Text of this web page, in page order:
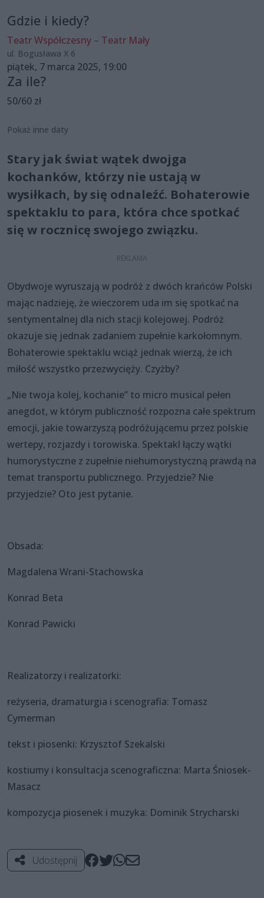
Gdzie i kiedy?
Teatr Współczesny – Teatr Mały
ul. Bogusława X 6
piątek, 7 marca 2025, 19:00
Za ile?
50/60 zł
Pokaż inne daty
Stary jak świat wątek dwojga
kochanków, którzy nie ustają w
wysiłkach, by się odnaleźć. Bohaterowie
spektaklu to para, która chce spotkać
się w rocznicę swojego związku.
Obydwoje wyruszają w podróż z dwóch krańców Polski
mając nadzieję, że wieczorem uda im się spotkać na
sentymentalnej dla nich stacji kolejowej. Podróż
okazuje się jednak zadaniem zupełnie karkołomnym.
Bohaterowie spektaklu wciąż jednak wierzą, że ich
miłość wszystko przezwycięży. Czyżby?
„Nie twoja kolej, kochanie” to micro musical pełen
anegdot, w którym publiczność rozpozna całe spektrum
emocji, jakie towarzyszą podróżującemu przez polskie
wertepy, rozjazdy i torowiska. Spektakl łączy wątki
humorystyczne z zupełnie niehumorystyczną prawdą na
temat transportu publicznego. Przyjedzie? Nie
przyjedzie? Oto jest pytanie.
Obsada:
Magdalena Wrani-Stachowska
Konrad Beta
Konrad Pawicki
Realizatorzy i realizatorki:
reżyseria, dramaturgia i scenografia: Tomasz
Cymerman
tekst i piosenki: Krzysztof Szekalski
kostiumy i konsultacja scenograficzna: Marta Śniosek-
Masacz
kompozycja piosenek i muzyka: Dominik Strycharski
Udostępnij